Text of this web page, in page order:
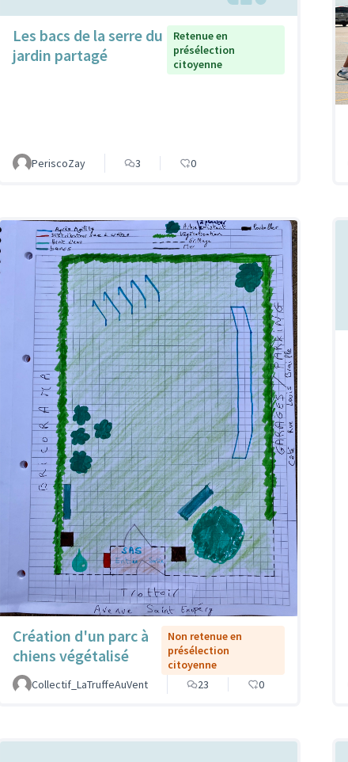
Les bacs de la serre du
jardin partagé
Retenue en
présélection
citoyenne
PeriscoZay 3 0
Création d'un parc à
chiens végétalisé
Non retenue en
présélection
citoyenne
Collectif_LaTruffeAuVent
23 0